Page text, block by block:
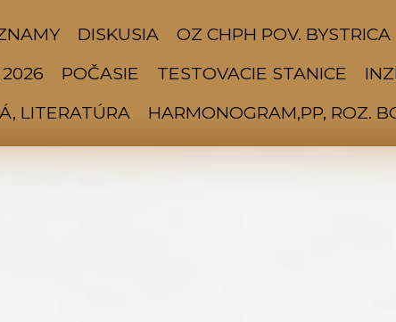
DISKUSIA OZ CHPH POV. BYSTRICA
POČASIE TESTOVACIE STANICE
LITERATÚRA
HARMONOGRAM,PP, ROZ.